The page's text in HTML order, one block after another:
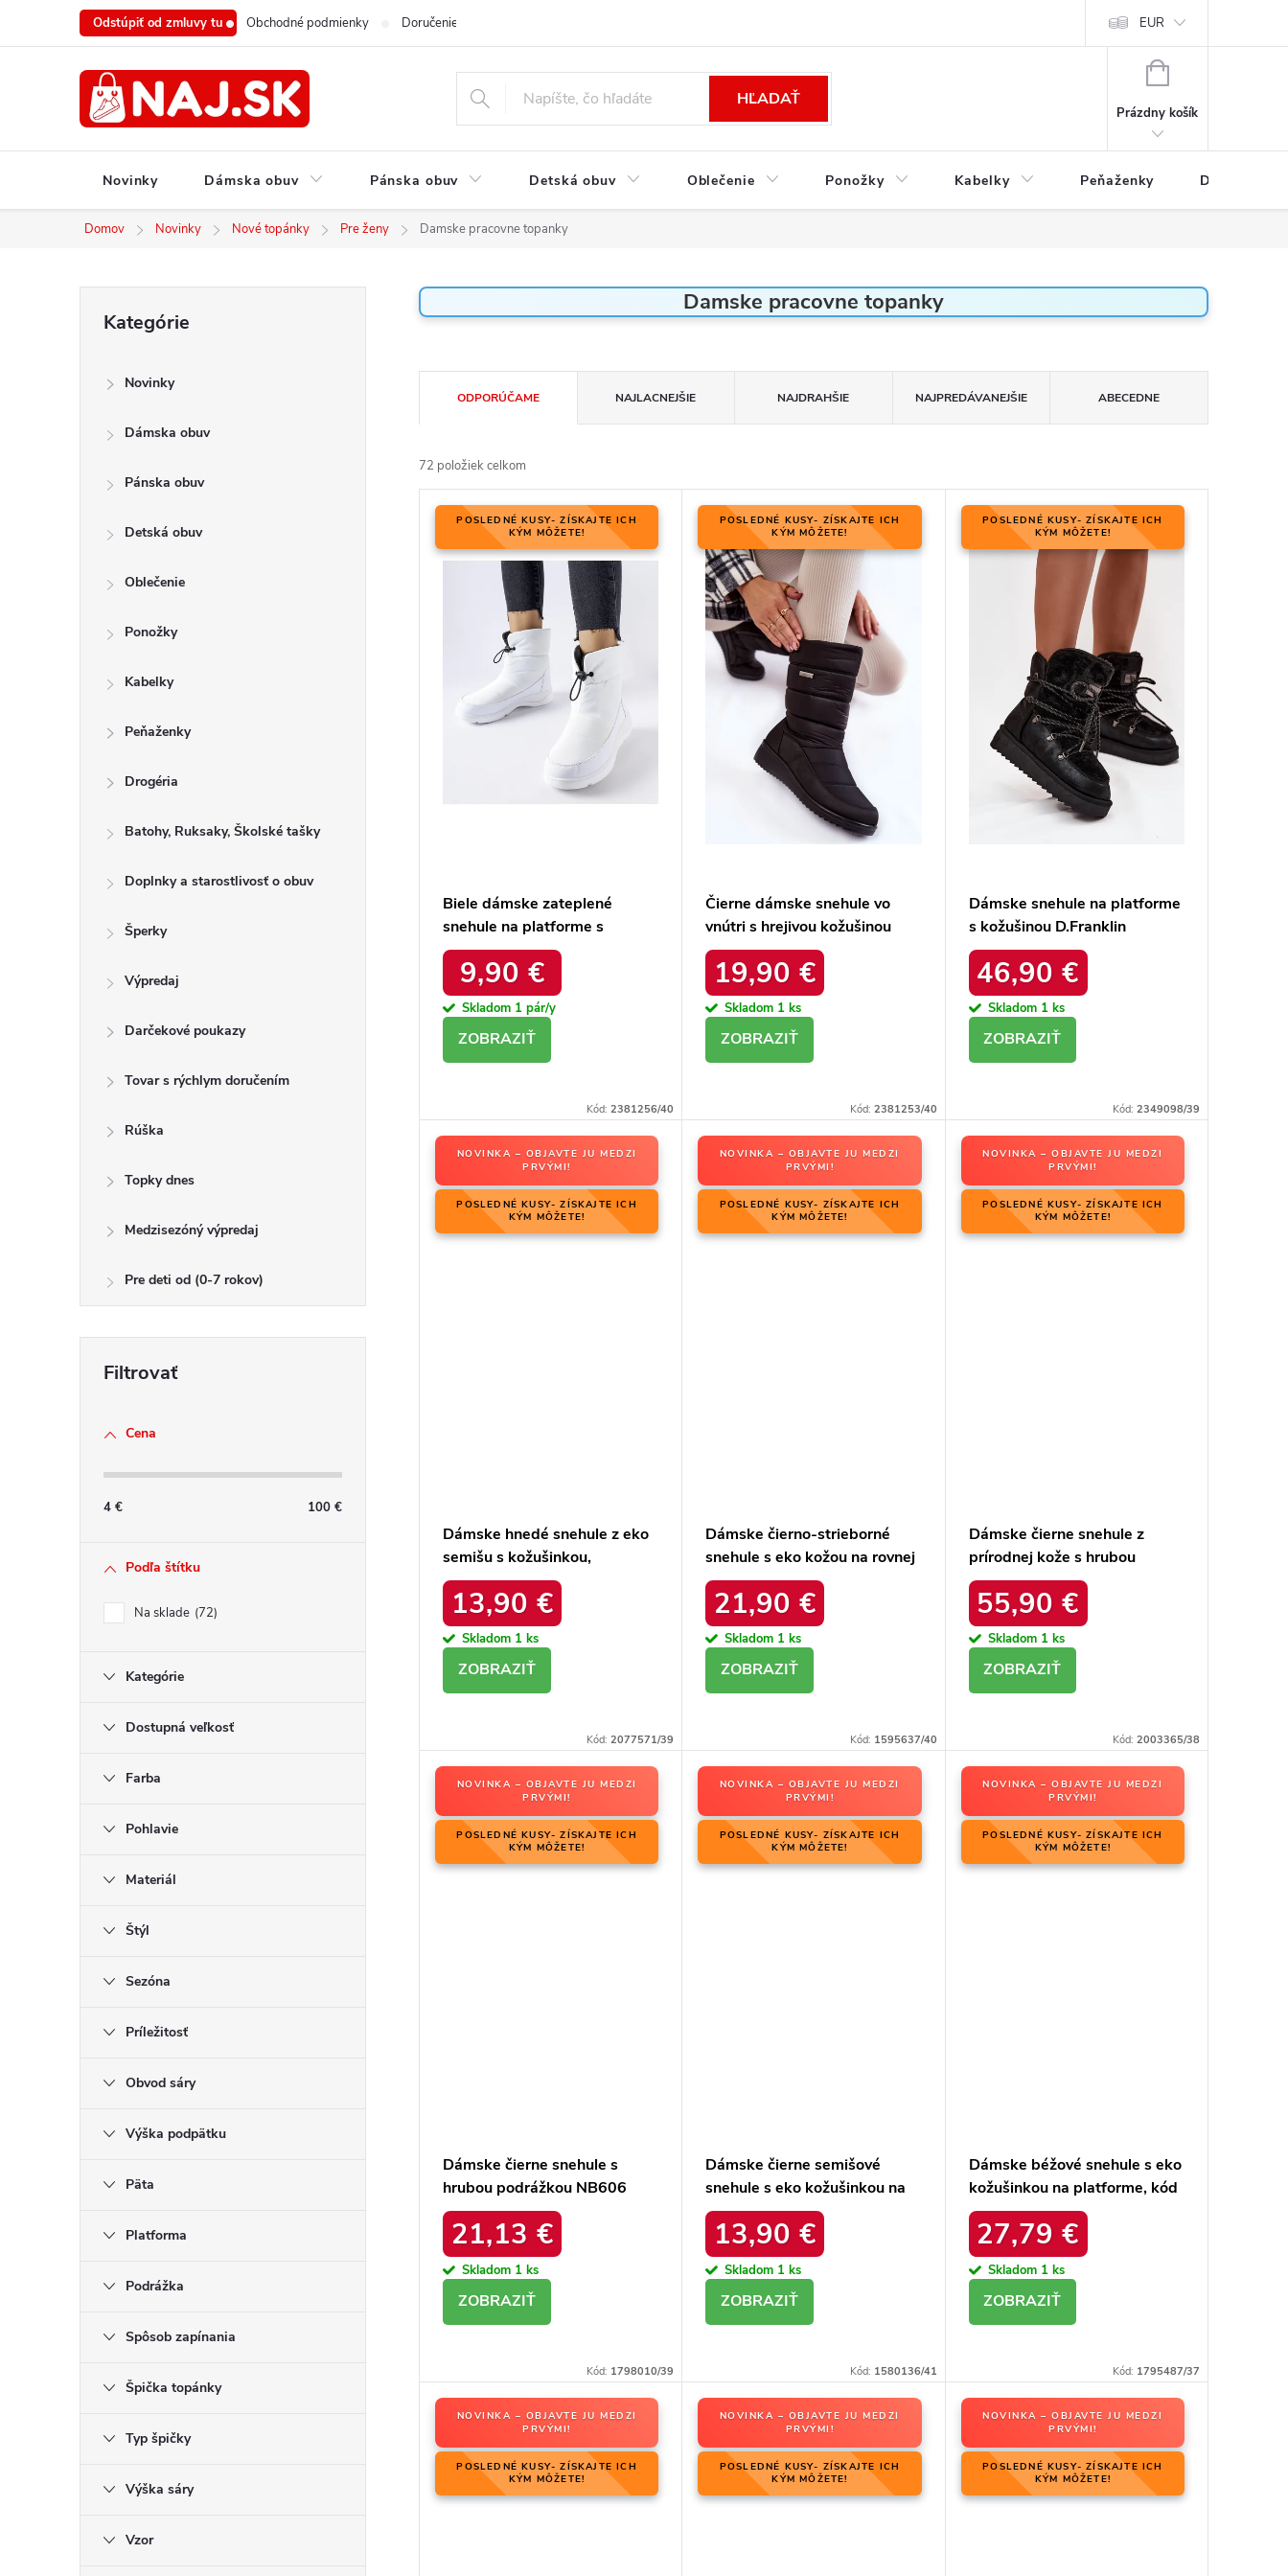
Odstúpiť od zmluvy tu Obchodné podmienky Doručenie a platba Podmienky ochrany osobných údajov
EUR
HĽADAŤ
NÁKUPNÝ
Prázdny košík
Novinky Dámska obuv Pánska obuv Detská obuv Oblečenie Ponožky Kabelky Peňaženky Drogéria
Domov Novinky Nové topánky Pre ženy Damske pracovne topanky
kategórie
Kategórie
Novinky
Dámska obuv
Pánska obuv
Detská obuv
Oblečenie
Ponožky
Kabelky
Peňaženky
Drogéria
Batohy, Ruksaky, Školské tašky
Doplnky a starostlivosť o obuv
Šperky
Výpredaj
Darčekové poukazy
Tovar s rýchlym doručením
Rúška
Topky dnes
Medzisezóný výpredaj
Pre deti od (0-7 rokov)
Cena
4 € 100 €
Podľa štítku
Na sklade 72
Kategórie
Dostupná veľkosť
Farba
Pohlavie
Materiál
Štýl
Sezóna
Príležitosť
Obvod sáry
Výška podpätku
Päta
Platforma
Podrážka
Spôsob zapínania
Špička topánky
Typ špičky
Výška sáry
Vzor
Damske pracovne topanky
e
n
ODPORÚČAME NAJLACNEJŠIE NAJDRAHŠIE NAJPREDÁVANEJŠIE ABECEDNE
72 položiek celkom
POSLEDNÉ KUSY- ZÍSKAJTE ICH
KÝM MÔŽETE!
Biele dámske zateplené
snehule na platforme s
okrúhlou špičkou Inna
TX5002 WHITE
9,90 €
Skladom 1 pár/y
Kód:2381256/40
POSLEDNÉ KUSY- ZÍSKAJTE ICH
KÝM MÔŽETE!
Čierne dámske snehule vo
vnútri s hrejivou kožušinou
zateplené kód 22SN26-5028
BLACK
19,90 €
Skladom 1 ks
Kód: 2381253/40
POSLEDNÉ KUSY- ZÍSKAJTE ICH
KÝM MÔŽETE!
Dámske snehule na platforme
s kožušinou D.Franklin
DFSH37005 Čierne
46,90 €
Skladom 1 ks
Kód: 2349098/39
NOVINKA – OBJAVTE JU MEDZI
PRVÝMI!
POSLEDNÉ KUSY- ZÍSKAJTE ICH
KÝM MÔŽETE!
Dámske hnedé snehule z eko
semišu s kožušinkou,
platforma – 20219-4K
LEOPARD
13,90 €
Skladom 1 ks
Kód:2077571/39
NOVINKA – OBJAVTE JU MEDZI
PRVÝMI!
POSLEDNÉ KUSY- ZÍSKAJTE ICH
KÝM MÔŽETE!
Dámske čierno-strieborné
snehule s eko kožou na rovnej
podrážke, kód produktu 23-
34586 SREBRNY
21,90 €
Skladom 1 ks
Kód: 1595637/40
NOVINKA – OBJAVTE JU MEDZI
PRVÝMI!
POSLEDNÉ KUSY- ZÍSKAJTE ICH
KÝM MÔŽETE!
Dámske čierne snehule z
prírodnej kože s hrubou
podrážkou a zateplením, kód
produktu OO274A206
55,90 €
Skladom 1 ks
Kód: 2003365/38
NOVINKA – OBJAVTE JU MEDZI
PRVÝMI!
POSLEDNÉ KUSY- ZÍSKAJTE ICH
KÝM MÔŽETE!
Dámske čierne snehule s
hrubou podrážkou NB606
BLACK
21,13 €
Skladom 1 ks
Kód: 1798010/39
NOVINKA – OBJAVTE JU MEDZI
PRVÝMI!
POSLEDNÉ KUSY- ZÍSKAJTE ICH
KÝM MÔŽETE!
Dámske čierne semišové
snehule s eko kožušinkou na
zimu, kód produktu 20213-
4A BLACK
13,90 €
Skladom 1 ks
Kód: 1580136/41
NOVINKA – OBJAVTE JU MEDZI
PRVÝMI!
POSLEDNÉ KUSY- ZÍSKAJTE ICH
KÝM MÔŽETE!
Dámske béžové snehule s eko
kožušinkou na platforme, kód
produktu MM274380 BEŻ
27,79 €
Skladom 1 ks
Kód: 1795487/37
NOVINKA – OBJAVTE JU MEDZI
PRVÝMI!
POSLEDNÉ KUSY- ZÍSKAJTE ICH
KÝM MÔŽETE!
NOVINKA – OBJAVTE JU MEDZI
PRVÝMI!
POSLEDNÉ KUSY- ZÍSKAJTE ICH
KÝM MÔŽETE!
NOVINKA – OBJAVTE JU MEDZI
PRVÝMI!
POSLEDNÉ KUSY- ZÍSKAJTE ICH
KÝM MÔŽETE!